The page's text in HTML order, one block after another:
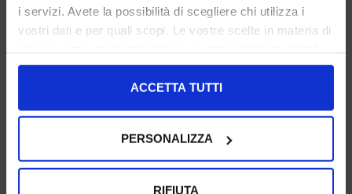
i servizi. Avete la possibilità di scegliere chi utilizza i
vostri dati e per quali scopi. Le vostre scelte in materia di
in cui avete effettuato le vostre scelte. È possibile
modificare o revocare il proprio consenso in qualsiasi
momento dalla Dichiarazione sui cookie o facendo clic
Con il tuo consenso, vorremmo anche:
raccogliere informazioni sulla tua posizione
ACCETTA TUTTI
PERSONALIZZA
RIFIUTA